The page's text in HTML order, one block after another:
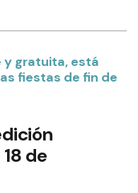
y gratuita, está
fiestas de fin de
de